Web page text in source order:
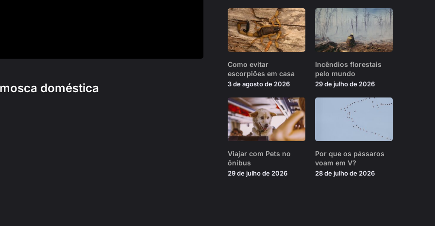
doméstica
Como evitar
escorpiões em casa
3 de agosto de 2026
Incêndios florestais
pelo mundo
29 de julho de 2026
Viajar com Pets no
ônibus
29 de julho de 2026
Por que os pássaros
voam em V?
28 de julho de 2026